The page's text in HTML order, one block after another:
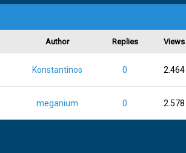
Author Replies Views
Konstantinos 0 2.464
meganium 0 2.578